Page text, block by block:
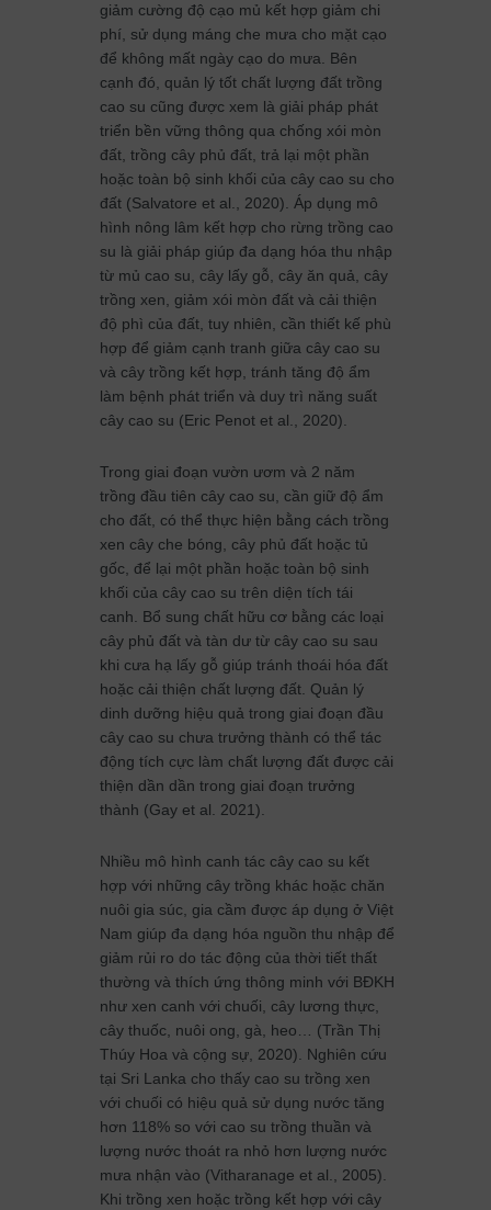
giảm cường độ cạo mủ kết hợp giảm chi
phí, sử dụng máng che mưa cho mặt cạo
để không mất ngày cạo do mưa. Bên
cạnh đó, quản lý tốt chất lượng đất trồng
cao su cũng được xem là giải pháp phát
triển bền vững thông qua chống xói mòn
đất, trồng cây phủ đất, trả lại một phần
hoặc toàn bộ sinh khối của cây cao su cho
đất (Salvatore et al., 2020). Áp dụng mô
hình nông lâm kết hợp cho rừng trồng cao
su là giải pháp giúp đa dạng hóa thu nhập
từ mủ cao su, cây lấy gỗ, cây ăn quả, cây
trồng xen, giảm xói mòn đất và cải thiện
độ phì của đất, tuy nhiên, cần thiết kế phù
hợp để giảm cạnh tranh giữa cây cao su
và cây trồng kết hợp, tránh tăng độ ẩm
làm bệnh phát triển và duy trì năng suất
cây cao su (Eric Penot et al., 2020).
Trong giai đoạn vườn ươm và 2 năm
trồng đầu tiên cây cao su, cần giữ độ ẩm
cho đất, có thể thực hiện bằng cách trồng
xen cây che bóng, cây phủ đất hoặc tủ
gốc, để lại một phần hoặc toàn bộ sinh
khối của cây cao su trên diện tích tái
canh. Bổ sung chất hữu cơ bằng các loại
cây phủ đất và tàn dư từ cây cao su sau
khi cưa hạ lấy gỗ giúp tránh thoái hóa đất
hoặc cải thiện chất lượng đất. Quản lý
dinh dưỡng hiệu quả trong giai đoạn đầu
cây cao su chưa trưởng thành có thể tác
động tích cực làm chất lượng đất được cải
thiện dần dần trong giai đoạn trưởng
thành (Gay et al. 2021).
Nhiều mô hình canh tác cây cao su kết
hợp với những cây trồng khác hoặc chăn
nuôi gia súc, gia cầm được áp dụng ở Việt
Nam giúp đa dạng hóa nguồn thu nhập để
giảm rủi ro do tác động của thời tiết thất
thường và thích ứng thông minh với BĐKH
như xen canh với chuối, cây lương thực,
cây thuốc, nuôi ong, gà, heo… (Trần Thị
Thúy Hoa và cộng sự, 2020). Nghiên cứu
tại Sri Lanka cho thấy cao su trồng xen
với chuối có hiệu quả sử dụng nước tăng
hơn 118% so với cao su trồng thuần và
lượng nước thoát ra nhỏ hơn lượng nước
mưa nhận vào (Vitharanage et al., 2005).
Khi trồng xen hoặc trồng kết hợp với cây